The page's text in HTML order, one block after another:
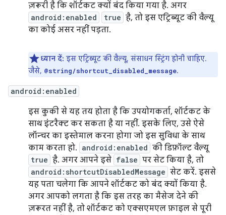
ज़रूरी है कि शॉर्टकट क्यों बंद किया गया है. अगर
android:enabled true है, तो इस एट्रिब्यूट की वैल्यू
का कोई असर नहीं पड़ता.
ध्यान दें: इस एट्रिब्यूट की वैल्यू, संसाधन स्ट्रिंग होनी चाहिए.
जैसे, @string/shortcut_disabled_message.
android:enabled
इस कुकी से यह तय होता है कि उपयोगकर्ता, शॉर्टकट के
साथ इंटरैक्ट कर सकता है या नहीं. इसके लिए, उसे ऐसे
लॉन्चर का इस्तेमाल करना होगा जो इस सुविधा के साथ
काम करता हो. android:enabled की डिफ़ॉल्ट वैल्यू
true है. अगर आपने इसे false पर सेट किया है, तो
android:shortcutDisabledMessage सेट करें. इससे
यह पता चलेगा कि आपने शॉर्टकट को बंद क्यों किया है.
अगर आपको लगता है कि इस तरह का मैसेज देने की
ज़रूरत नहीं है, तो शॉर्टकट को एक्सएमएल फ़ाइल से पूरी